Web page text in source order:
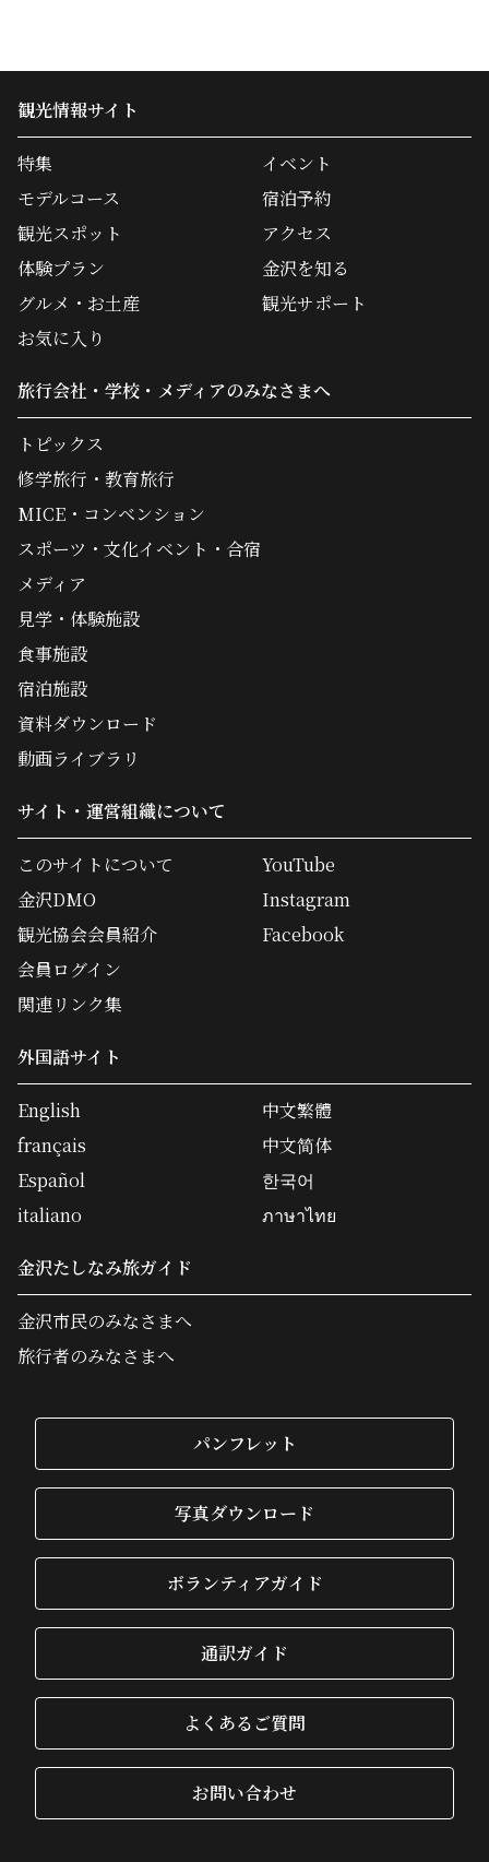
観光情報サイト
特集
モデルコース
観光スポット
体験プラン
グルメ・お土産
イベント
宿泊予約
アクセス
金沢を知る
観光サポート
お気に入り
旅行会社・学校・メディアのみなさまへ
トピックス
修学旅行・教育旅行
MICE・コンベンション
スポーツ・文化イベント・合宿
メディア
見学・体験施設
食事施設
宿泊施設
資料ダウンロード
動画ライブラリ
サイト・運営組織について
このサイトについて
金沢DMO
観光協会会員紹介
会員ログイン
関連リンク集
YouTube
Instagram
Facebook
外国語サイト
English
français
Español
italiano
中文繁體
中文简体
한국어
ภาษาไทย
金沢たしなみ旅ガイド
金沢市民のみなさまへ
旅行者のみなさまへ
パンフレット
写真ダウンロード
ボランティアガイド
通訳ガイド
よくあるご質問
お問い合わせ